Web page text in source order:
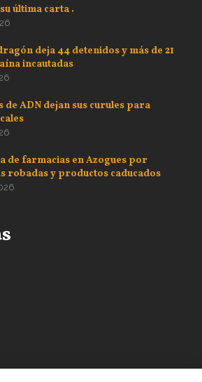
última carta .
deja 44 detenidos y más de 21
incautadas
de ADN dejan sus curules para
de farmacias en Azogues por
robadas y productos caducados